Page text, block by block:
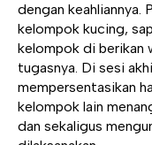
dengan keahliannya.
kelompok kucing,
kelompok di berikan
tugasnya. Di sesi
mempersentasikan
kelompok lain
dan sekaligus